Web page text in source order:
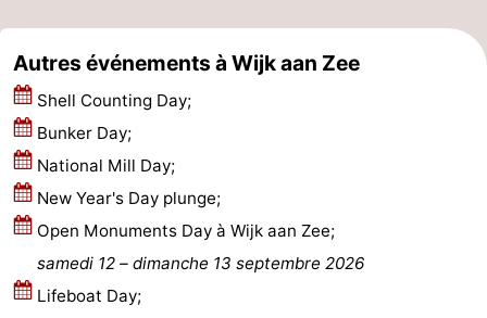
Autres événements à Wijk aan Zee
Shell Counting Day;
Bunker Day;
National Mill Day;
New Year's Day plunge;
Open Monuments Day à Wijk aan Zee;
samedi 12 – dimanche 13 septembre 2026
Lifeboat Day;